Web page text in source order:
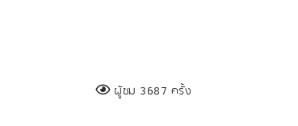
ผู้ชม 3687 ครั้ง